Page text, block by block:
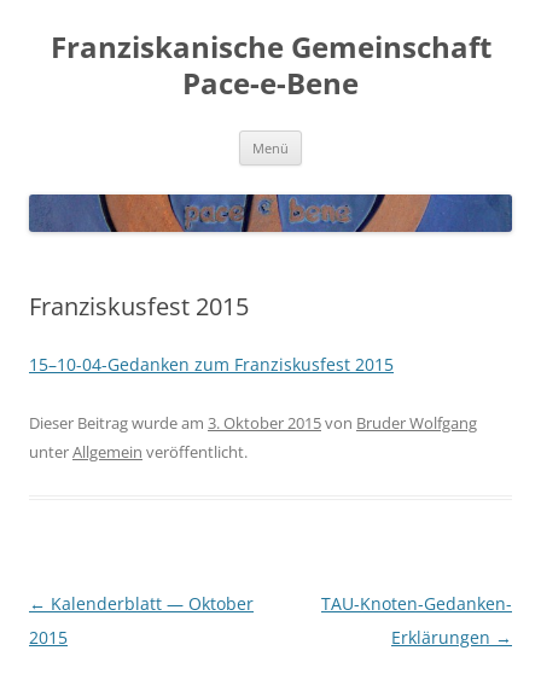
Franziskanische Gemeinschaft
Pace-e-Bene
Menü
Franziskusfest 2015
15–10-04-Gedanken zum Fran­zis­kus­fest 2015
Dieser Beitrag wurde am 3. Oktober 2015von Bruder Wolfgang
unterAllgemein veröffentlicht.
Beitragsnavigation
← Kalenderblatt — Oktober
2015
TAU-Knoten-Gedanken-
Erklärungen →